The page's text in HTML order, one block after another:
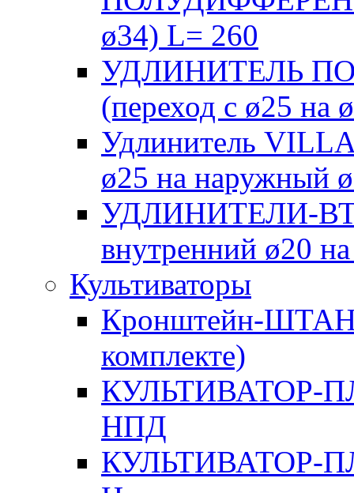
ø34) L= 260
УДЛИНИТЕЛЬ
(переход с ø25 на
Удлинитель
ø25 на наружный
УДЛИНИТЕЛИ-
внутренний ø20
Культиваторы
Кронштейн-
комплекте)
КУЛЬТИВАТОР-
НПД
КУЛЬТИВАТОР-